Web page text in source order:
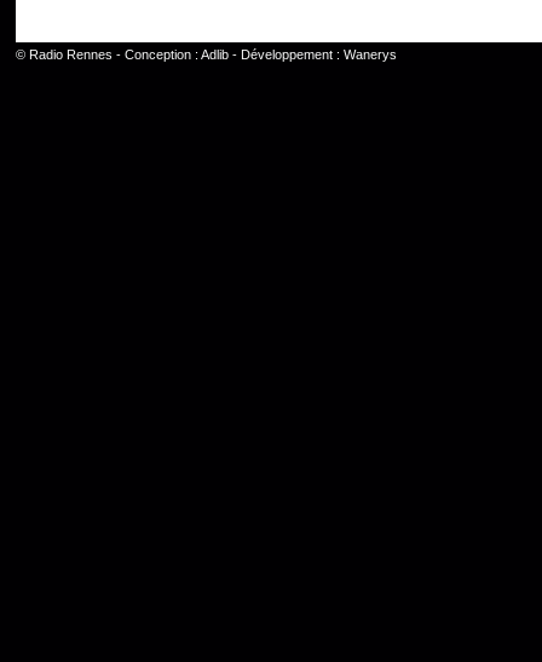
© Radio Rennes - Conception : Adlib- Développement : Wanerys